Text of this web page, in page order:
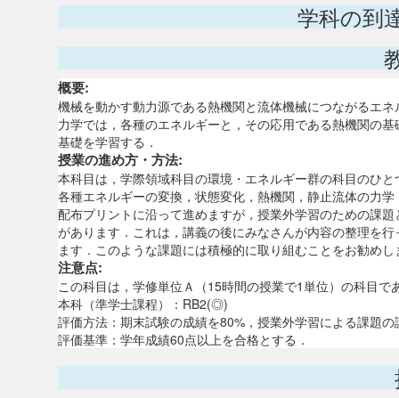
学科の到
概要:
機械を動かす動力源である熱機関と流体機械につながるエ
力学では，各種のエネルギーと，その応用である熱機関の
基礎を学習する．
授業の進め方・方法:
本科目は，学際領域科目の環境・エネルギー群の科目のひ
各種エネルギーの変換，状態変化，熱機関，静止流体の力
配布プリントに沿って進めますが，授業外学習のための課
があります．これは，講義の後にみなさんが内容の整理を
ます．このような課題には積極的に取り組むことをお勧めし
注意点:
この科目は，学修単位Ａ（15時間の授業で1単位）の科目
本科（準学士課程）：RB2(◎)
評価方法：期末試験の成績を80%，授業外学習による課題
評価基準：学年成績60点以上を合格とする．